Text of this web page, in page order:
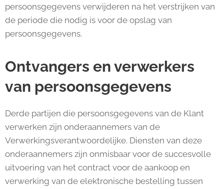
persoonsgegevens verwijderen na het verstrijken van
de periode die nodig is voor de opslag van
persoonsgegevens.
Ontvangers en verwerkers
van persoonsgegevens
Derde partijen die persoonsgegevens van de Klant
verwerken zijn onderaannemers van de
Verwerkingsverantwoordelijke. Diensten van deze
onderaannemers zijn onmisbaar voor de succesvolle
uitvoering van het contract voor de aankoop en
verwerking van de elektronische bestelling tussen